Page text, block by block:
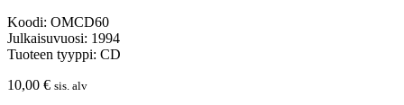
Koodi: OMCD60
Julkaisuvuosi: 1994
Tuoteen tyyppi: CD
10,00 € sis. alv